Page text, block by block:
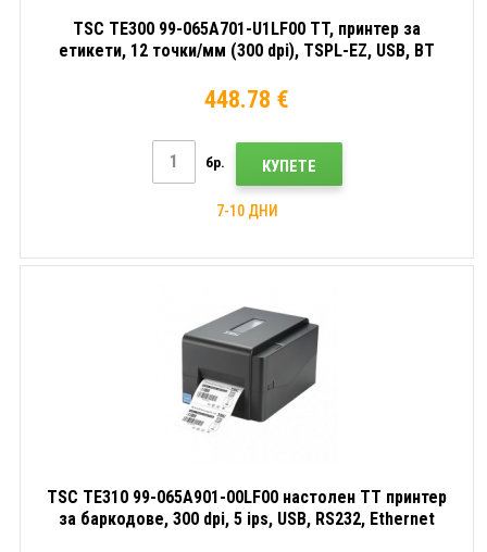
TSC TE300 99-065A701-U1LF00 TT, принтер за
етикети, 12 точки/мм (300 dpi), TSPL-EZ, USB, BT
448.78 €
бр. КУПЕТЕ
7-10 ДНИ
TSC TE310 99-065A901-00LF00 настолен TT принтер
за баркодове, 300 dpi, 5 ips, USB, RS232, Ethernet